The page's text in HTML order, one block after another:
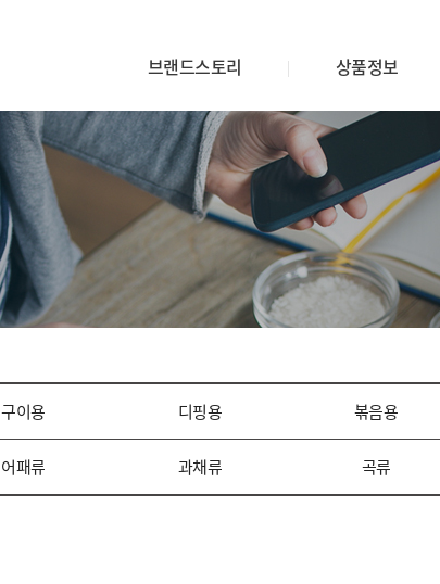
브랜드스토리 상품정보
구이용 디핑용 볶음용
어패류 과채류 곡류